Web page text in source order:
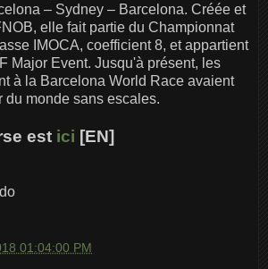
– Sydney – Barcelona. Créée et
elle fait partie du Championnat
IMOCA, coefficient 8, et appartient
Major Event. Jusqu'à présent, les
à la Barcelona World Race avaient
du monde sans escales.
est ici [EN]
01:04:00 PM